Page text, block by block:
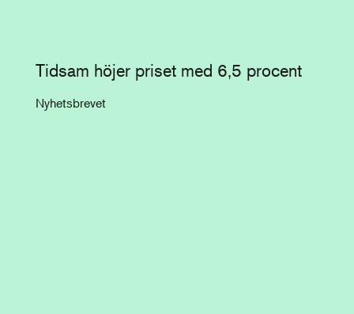
Tidsam höjer priset med 6,5 procent
Nyhetsbrevet